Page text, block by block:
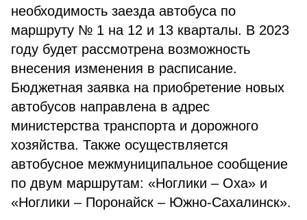
необходимость заезда автобуса по
маршруту № 1 на 12 и 13 кварталы. В 2023
году будет рассмотрена возможность
внесения изменения в расписание.
Бюджетная заявка на приобретение новых
автобусов направлена в адрес
министерства транспорта и дорожного
хозяйства. Также осуществляется
автобусное межмуниципальное сообщение
по двум маршрутам: «Ноглики – Оха» и
«Ноглики – Поронайск – Южно-Сахалинск».